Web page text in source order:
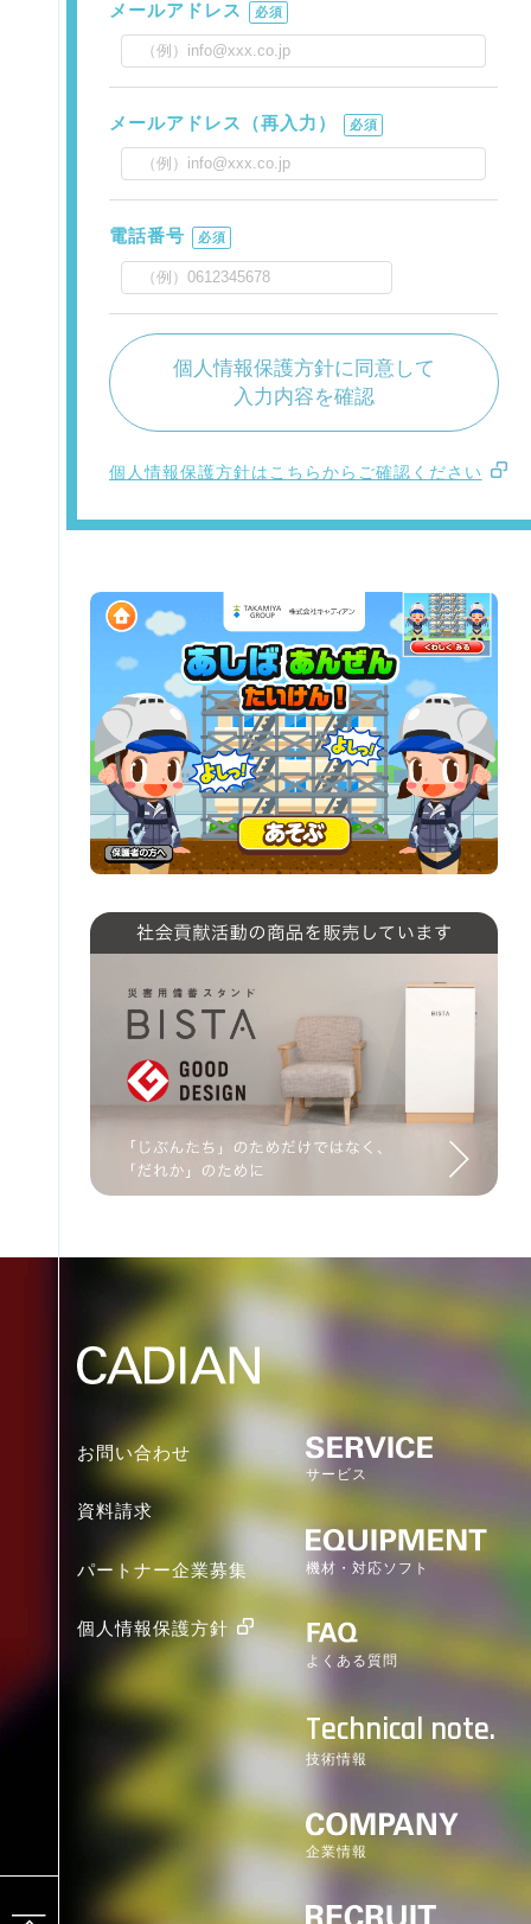
メールアドレス 必須
メールアドレス（再入力） 必須
電話番号 必須
個人情報保護方針に同意して
入力内容を確認
個人情報保護方針はこちらからご確認ください
お問い合わせ
資料請求
パートナー企業募集
個人情報保護方針
サービス
機材・対応ソフト
よくある質問
Technical note.
技術情報
企業情報